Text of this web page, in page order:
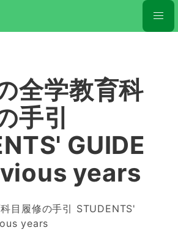
全学教育科
手引
GUIDE
years
目履修の手引 STUDENTS'
years